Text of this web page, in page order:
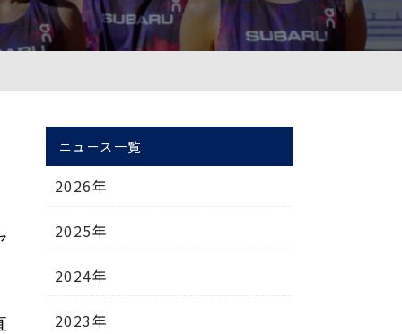
ニュース一覧
2026年
2025年
2024年
2023年